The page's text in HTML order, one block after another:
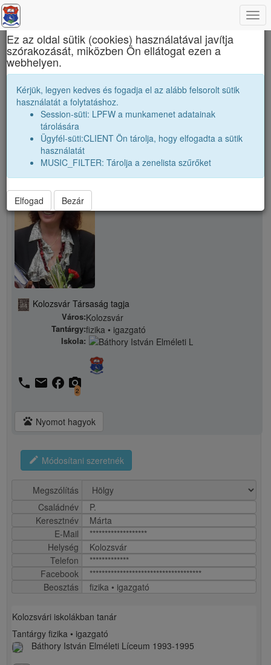
János Zsigmond Unitárius Kollégium
Tanári kar P. Márta
folder_shared
P. Márta
Kolozsvár Társaság tagja
Város:Kolozsvár
Tantárgy:fizika • igazgató
Iskola:
phone email facebook camera_alt
2
pets Nyomot hagyok
edit Módosítani szeretnék
Megszólítás
Családnév
P.
Keresztnév
Márta
E-Mail
*******************
Helység
Kolozsvár
Telefon
*************
Facebook
*************************************
Beosztás
fizika • igazgató
Kolozsvári iskolákban tanár
Tantárgy fizika • igazgató
Báthory István Elméleti Líceum 1993-1995
×
Ez az oldal sütik (cookies) használatával javítja
szórakozását, miközben Ön ellátogat ezen a
webhelyen.
Kérjük, legyen kedves és fogadja el az alább felsorolt sütik
használatát a folytatáshoz.
Session-süti: LPFW a munkamenet adatainak
tárolására
Ügyfél-süti:CLIENT Ön tárolja, hogy elfogadta a sütik
használatát
MUSIC_FILTER: Tárolja a zenelista szűrőket
Elfogad Bezár